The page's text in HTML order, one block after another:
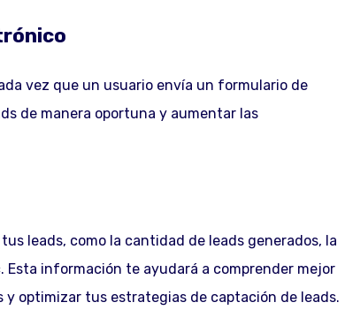
vez que un usuario envía un formulario de
de manera oportuna y aumentar las
leads, como la cantidad de leads generados, la
información te ayudará a comprender mejor
optimizar tus estrategias de captación de leads.